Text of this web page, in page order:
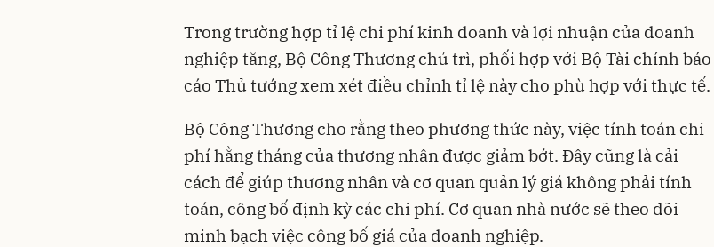
Trong trường hợp tỉ lệ chi phí kinh doanh và lợi nhuận của doanh
nghiệp tăng, Bộ Công Thương chủ trì, phối hợp với Bộ Tài chính báo
cáo Thủ tướng xem xét điều chỉnh tỉ lệ này cho phù hợp với thực tế.
Bộ Công Thương cho rằng theo phương thức này, việc tính toán chi
phí hằng tháng của thương nhân được giảm bớt. Đây cũng là cải
cách để giúp thương nhân và cơ quan quản lý giá không phải tính
toán, công bố định kỳ các chi phí. Cơ quan nhà nước sẽ theo dõi
minh bạch việc công bố giá của doanh nghiệp.